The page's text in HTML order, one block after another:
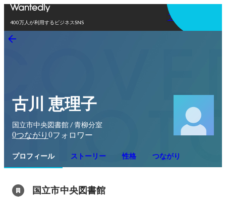
400万人が利用するビジネスSNS
アプリを使う
古川 恵理子
国立市中央図書館 / 青柳分室
0つながり 0フォロワー
プロフィール ストーリー 性格 つながり
国立市中央図書館